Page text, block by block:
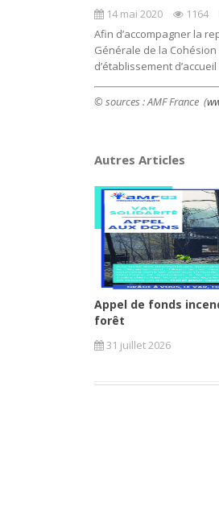
14 mai 2020 1164
Afin d’accompagner la
Générale de la
d’établissement
© sources : AMF France (
Autres Articles
Appel de fonds
forêt
31 juillet 2026